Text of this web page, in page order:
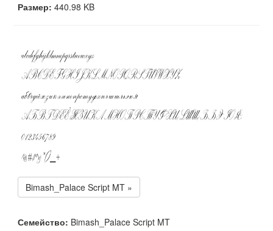
Размер: 440.98 KB
Bimash_Palace Script MT »
Семейство: Bimash_Palace Script MT